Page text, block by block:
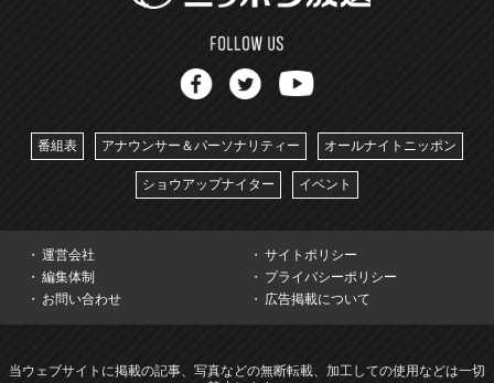
番組表 アナウンサー＆パーソナリティー オールナイトニッポン
ショウアップナイター イベント
運営会社
サイトポリシー
編集体制
プライバシーポリシー
お問い合わせ
広告掲載について
当ウェブサイトに掲載の記事、写真などの無断転載、加工しての使用などは一切